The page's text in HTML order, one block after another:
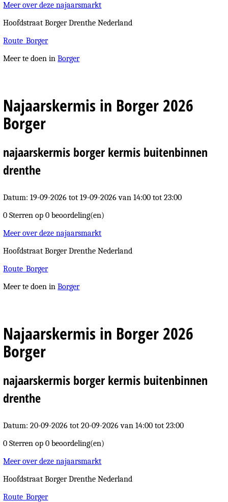
Meer over deze najaarsmarkt
HoofdstraatBorgerDrentheNederland
Route_Borger
Meer te doen inBorger
Najaarskermis in Borger 2026
Borger
najaarskermis borger kermis buitenbinnen
drenthe
Datum: 19-09-2026 tot 19-09-2026 van 14:00 tot 23:00
0 Sterren op0 beoordeling(en)
Meer over deze najaarsmarkt
HoofdstraatBorgerDrentheNederland
Route_Borger
Meer te doen inBorger
Najaarskermis in Borger 2026
Borger
najaarskermis borger kermis buitenbinnen
drenthe
Datum: 20-09-2026 tot 20-09-2026 van 14:00 tot 23:00
0 Sterren op0 beoordeling(en)
Meer over deze najaarsmarkt
HoofdstraatBorgerDrentheNederland
Route_Borger